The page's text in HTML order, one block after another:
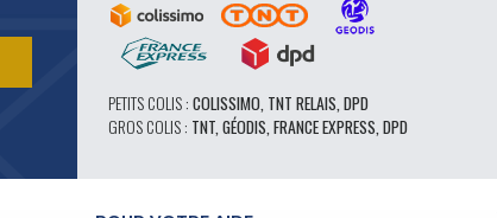
PETITS COLIS : COLISSIMO, TNT RELAIS, DPD
GROS COLIS : TNT, GÉODIS, FRANCE EXPRESS, DPD